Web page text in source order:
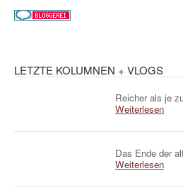
LETZTE KOLUMNEN + VLOGS
Reicher als je
Weiterlesen
Das Ende der
Weiterlesen